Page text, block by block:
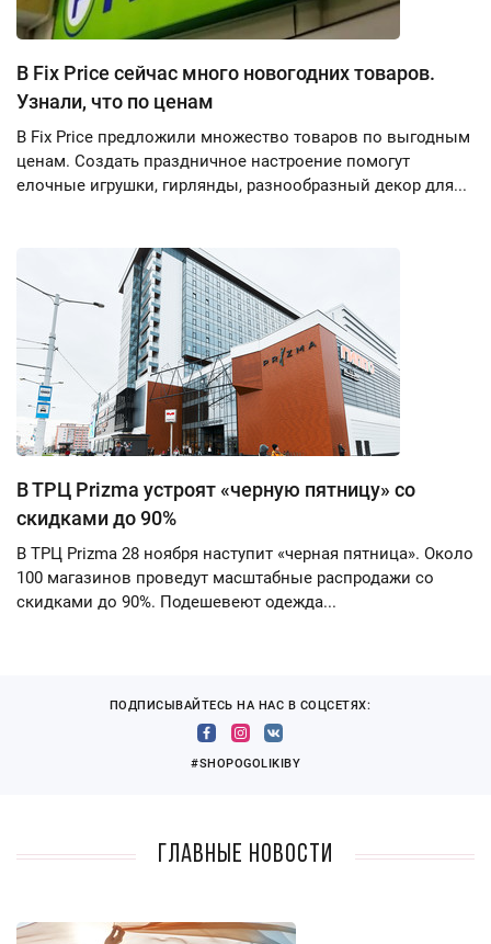
В Fix Price сейчас много новогодних товаров.
Узнали, что по ценам
В Fix Price предложили множество товаров по выгодным
ценам. Создать праздничное настроение помогут
елочные игрушки, гирлянды, разнообразный декор для...
В ТРЦ Prizma устроят «черную пятницу» со
скидками до 90%
В ТРЦ Prizma 28 ноября наступит «черная пятница». Около
100 магазинов проведут масштабные распродажи со
скидками до 90%. Подешевеют одежда...
ПОДПИСЫВАЙТЕСЬ НА НАС В СОЦСЕТЯХ:
#SHOPOGOLIKIBY
Главные новости